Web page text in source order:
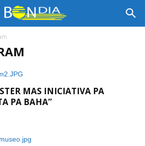
MAS INICIATIVA PA
PA BAHA”